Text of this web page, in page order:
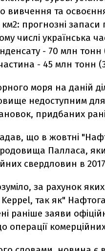
вивчення та
прогнозні запаси
числі українська
- 70 млн тонн
- 45 млн тонн
моря на даній
недоступним
придбаних
що в жовтні
родовища Палласа,
свердловин в
за рахунок
Keppel, так як"
раніше заяви
операції